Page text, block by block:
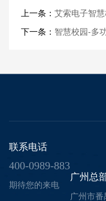
上一条： 艾索电子智
下一条： 智慧校园-多
联系电话
400-0989-883
期待您的来电
广州总
广州市